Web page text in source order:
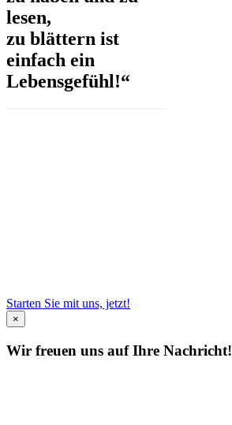
lesen,
zu blättern ist
einfach ein
Lebensgefühl!“
Starten Sie mit uns, jetzt!
×
Wir freuen uns auf Ihre Nachricht!